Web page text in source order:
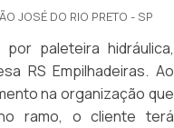
JOSÉ DO RIO PRETO - SP
paleteira hidráulica,
RS Empilhadeiras. Ao
na organização que
ramo, o cliente terá